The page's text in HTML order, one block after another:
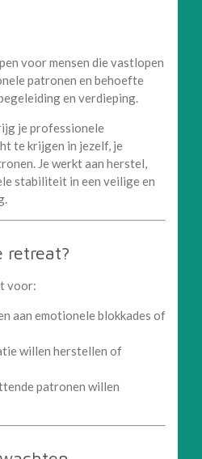
voor mensen die vastlopen
patronen en behoefte
en verdieping.
je professionele
te krijgen in jezelf, je
Je werkt aan herstel,
stabiliteit in een veilige en
retreat?
voor:
aan emotionele blokkades of
willen herstellen of
patronen willen